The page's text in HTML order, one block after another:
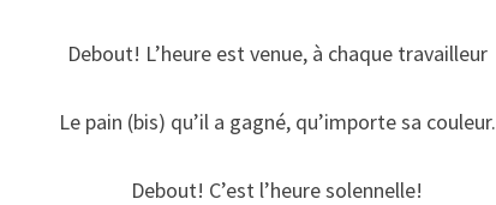
Debout! L’heure est venue, à chaque travailleur
Le pain (bis) qu’il a gagné, qu’importe sa couleur.
Debout! C’est l’heure solennelle!